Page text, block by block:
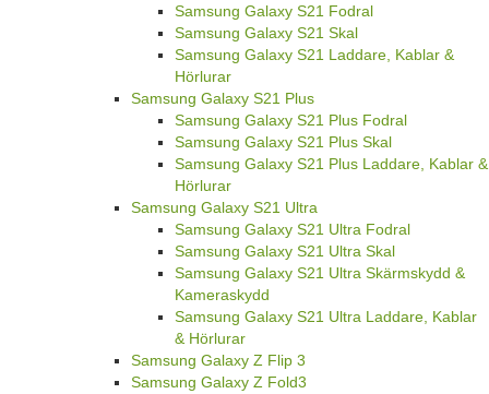
Samsung Galaxy S21 Fodral
Samsung Galaxy S21 Skal
Samsung Galaxy S21 Laddare, Kablar &
Hörlurar
Samsung Galaxy S21 Plus
Samsung Galaxy S21 Plus Fodral
Samsung Galaxy S21 Plus Skal
Samsung Galaxy S21 Plus Laddare, Kablar &
Hörlurar
Samsung Galaxy S21 Ultra
Samsung Galaxy S21 Ultra Fodral
Samsung Galaxy S21 Ultra Skal
Samsung Galaxy S21 Ultra Skärmskydd &
Kameraskydd
Samsung Galaxy S21 Ultra Laddare, Kablar
& Hörlurar
Samsung Galaxy Z Flip 3
Samsung Galaxy Z Fold3